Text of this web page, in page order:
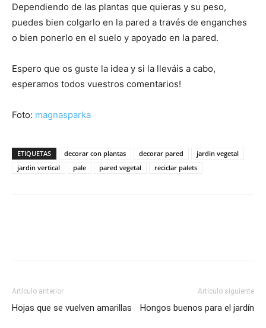
Dependiendo de las plantas que quieras y su peso,
puedes bien colgarlo en la pared a través de enganches
o bien ponerlo en el suelo y apoyado en la pared.
Espero que os guste la idea y si la lleváis a cabo,
esperamos todos vuestros comentarios!
Foto: magnasparka
ETIQUETAS decorar con plantas decorar pared
jardin vegetal
jardin vertical
pale pared vegetal reciclar palets
Artículo anterior
Hojas que se vuelven amarillas
Artículo siguiente
Hongos buenos para el jardín